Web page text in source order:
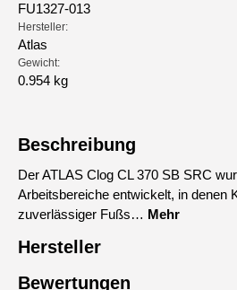
FU1327-013
Hersteller:
Atlas
Gewicht:
0.954 kg
Beschreibung
Der ATLAS Clog CL 370 SB SRC
Arbeitsbereiche entwickelt, in denen
zuverlässiger Fußs… Mehr
Hersteller
Bewertungen